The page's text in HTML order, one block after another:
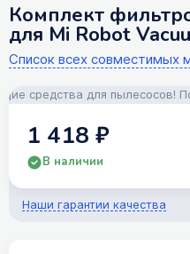
Комплект
для Mi Robot
Список всех совместимых
для пылесосов!
1 418 ₽
В наличии
Наши гарантии качества